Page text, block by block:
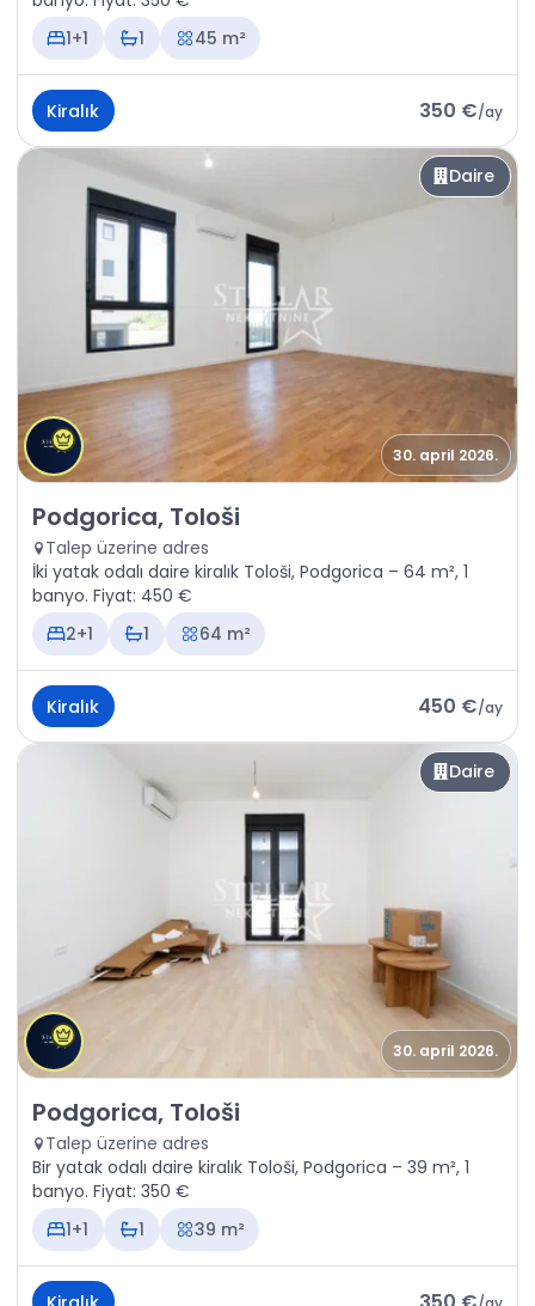
1+1
1 45 m²
Kiralık 350 €/ay
Daire
30. april 2026.
Kiralık - Daire Podgorica, Tološi
Podgorica, Tološi
Talep üzerine adres
İki yatak odalı daire kiralık Tološi, Podgorica – 64 m², 1
banyo. Fiyat: 450 €
2+1
1 64 m²
Kiralık 450 €/ay
Daire
30. april 2026.
Kiralık - Daire Podgorica, Tološi
Podgorica, Tološi
Talep üzerine adres
Bir yatak odalı daire kiralık Tološi, Podgorica – 39 m², 1
banyo. Fiyat: 350 €
1+1
1 39 m²